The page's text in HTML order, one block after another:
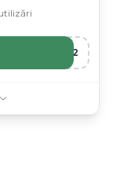
preț
R12